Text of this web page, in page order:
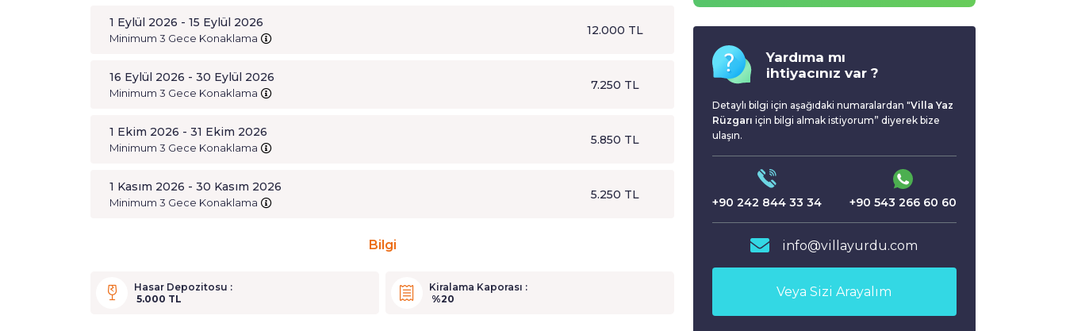
1 Eylül 2026 - 15 Eylül 2026
Minimum 3 Gece Konaklama
12.000 TL
16 Eylül 2026 - 30 Eylül 2026
Minimum 3 Gece Konaklama
7.250 TL
1 Ekim 2026 - 31 Ekim 2026
Minimum 3 Gece Konaklama
5.850 TL
1 Kasım 2026 - 30 Kasım 2026
Minimum 3 Gece Konaklama
5.250 TL
Bilgi
Hasar Depozitosu :
5.000 TL
Kiralama Kaporası :
%20
Yardıma mı
ihtiyacınız var ?
Detaylı bilgi için aşağıdaki numaralardan "Villa Yaz
Rüzgarı için bilgi almak istiyorum” diyerek bize
ulaşın.
+90 242 844 33 34 +90 543 266 60 60
info@villayurdu.com
Veya Sizi Arayalım